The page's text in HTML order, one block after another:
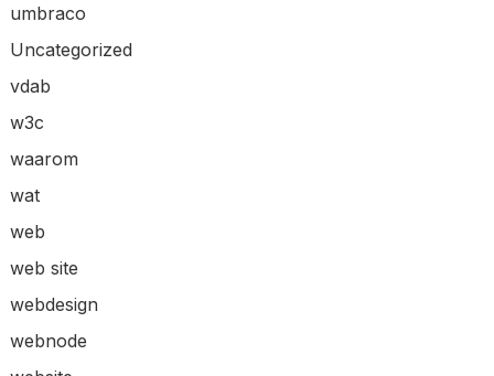
umbraco
Uncategorized
vdab
w3c
waarom
wat
web
web site
webdesign
webnode